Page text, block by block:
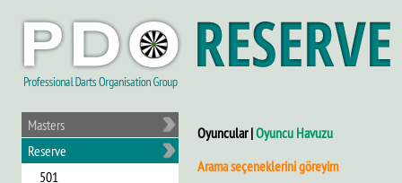
Masters
Reserve
501
Oyuncular |Oyuncu Havuzu
Arama seçeneklerini göreyim